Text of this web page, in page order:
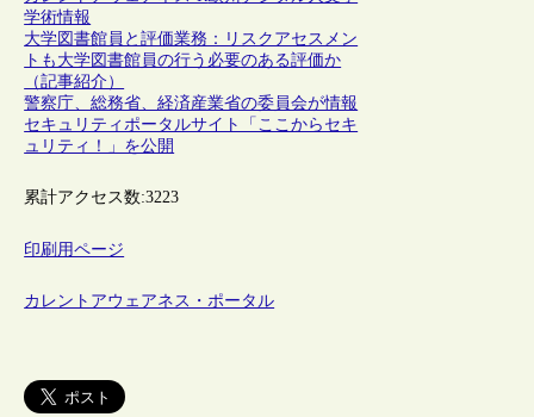
学術情報
大学図書館員と評価業務：リスクアセスメン
トも大学図書館員の行う必要のある評価か
（記事紹介）
警察庁、総務省、経済産業省の委員会が情報
セキュリティポータルサイト「ここからセキ
ュリティ！」を公開
累計アクセス数:3223
印刷用ページ
カレントアウェアネス・ポータル